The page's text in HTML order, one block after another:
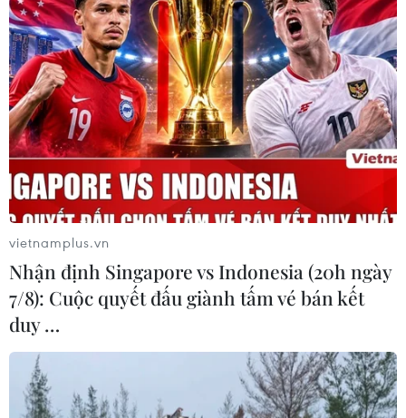
Việt Nam sẵn sàng hợp tác quốc tế trong
phòng, chống mua bán người
22/06/2023 11:46
Chính phủ Việt Nam chủ trương thúc đẩy di cư hợp
pháp, an toàn và trật tự, đồng thời kiên quyết đấu tranh
phòng, chống di cư trái phép, đưa người di cư trái phép
và mua bán người.
vietnamplus.vn
Nhận định Singapore vs Indonesia (20h ngày
7/8): Cuộc quyết đấu giành tấm vé bán kết
duy …